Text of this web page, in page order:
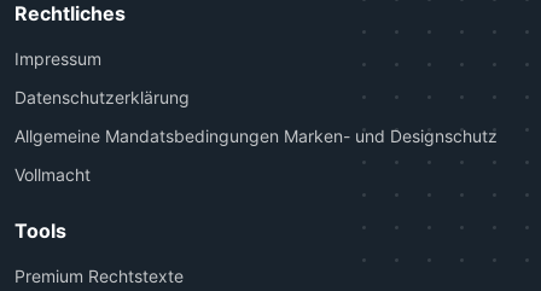
Rechtliches
Impressum
Datenschutzerklärung
Allgemeine Mandatsbedingungen Marken- und Designschutz
Vollmacht
Tools
Premium Rechtstexte